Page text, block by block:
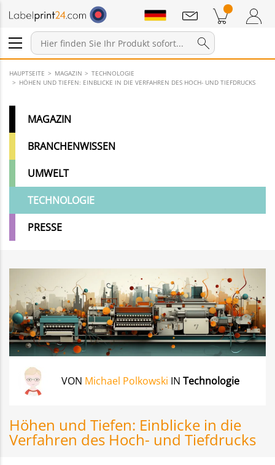
Anmelden / Registrieren
Warenkorb Zum Warenkorb
Mitteilungen
HAUPTSEITE MAGAZIN
TECHNOLOGIE
HÖHEN UND TIEFEN: EINBLICKE IN DIE VERFAHREN DES HOCH- UND TIEFDRUCKS
MAGAZIN
BRANCHENWISSEN
UMWELT
TECHNOLOGIE
PRESSE
VON Michael Polkowski IN Technologie
Höhen und Tiefen: Einblicke in die
Verfahren des Hoch- und Tiefdrucks